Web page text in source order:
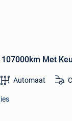
Met
Automaat